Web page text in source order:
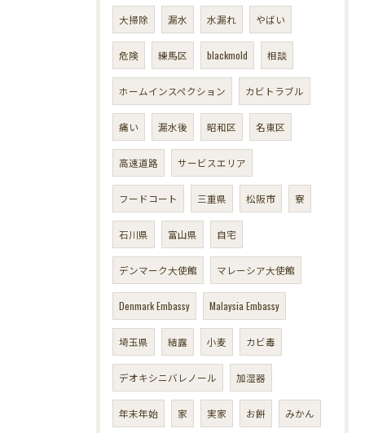
大掃除 漏水 水漏れ やばい
危険 練馬区 blackmold 相談
ホームインスペクション カビトラブル
痛い 漏水後 昭和区 名東区
高速道路 サービスエリア
フードコート 三重県 松阪市 寮
石川県 富山県 自宅
デンマーク大使館 マレーシア大使館
Denmark Embassy Malaysia Embassy
埼玉県 結露 小麦 カビ毒
デオキシニバレノール 加湿器
年末年始 家 実家 お餅 みかん